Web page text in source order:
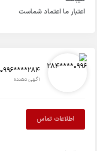
اعتبار ما اعتماد شماست
0996****284
آگهی دهنده
اطلاعات تماس